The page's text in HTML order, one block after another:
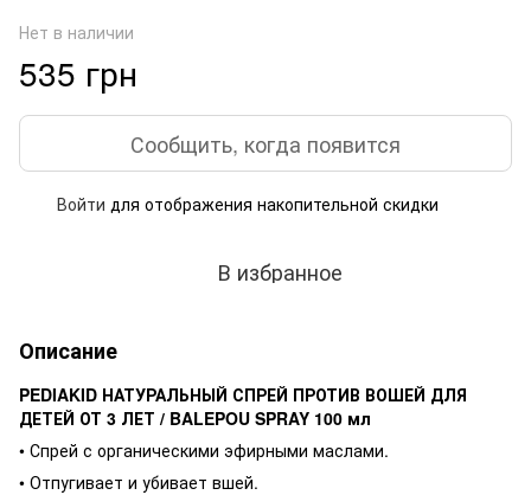
Нет в наличии
535 грн
Сообщить, когда появится
Войти для отображения накопительной скидки
В избранное
Описание
PEDIAKID НАТУРАЛЬНЫЙ СПРЕЙ ПРОТИВ ВОШЕЙ ДЛЯ
ДЕТЕЙ ОТ 3 ЛЕТ / BALEPOU SPRAY 100 мл
• Спрей с органическими эфирными маслами.
• Отпугивает и убивает вшей.